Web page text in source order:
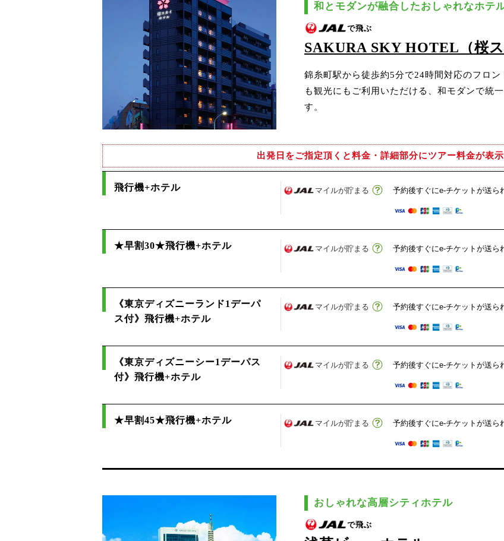
和とモダンが融合したおしゃれなホテ
で飛ぶ
SAKURA SKY HOTEL（桜
錦糸町駅から徒歩約5分で24時間対応のフロ
も観光にもご利用いただける、和モダンで統
す。
出発日をご指定頂くと料金・詳細部分にツアー料金が表
飛行機+ホテル マイルが貯まる
予約後すぐにe-チケットが送ら
★早割30★飛行機+ホテル マイルが貯まる
予約後すぐにe-チケットが送ら
《東京ディズニーランド1デーパ
ス付》飛行機+ホテル
マイルが貯まる
予約後すぐにe-チケットが送ら
《東京ディズニーシー1デーパス
付》飛行機+ホテル
マイルが貯まる
予約後すぐにe-チケットが送ら
★早割45★飛行機+ホテル マイルが貯まる
予約後すぐにe-チケットが送ら
おしゃれな高層シティホテル
で飛ぶ